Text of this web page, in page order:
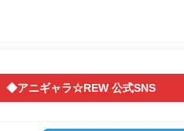
◆アニギャラ☆REW 公式SNS